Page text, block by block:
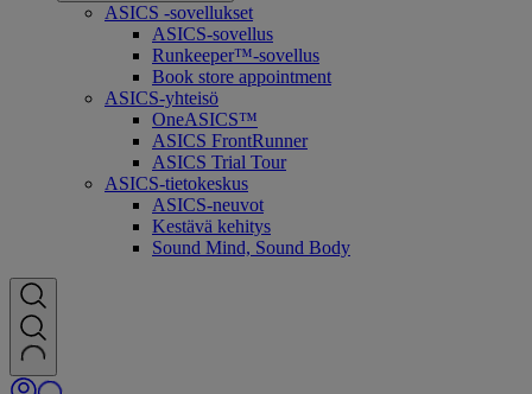
ASICS -sovellukset
ASICS-sovellus
Runkeeper™-sovellus
Book store appointment
ASICS-yhteisö
OneASICS™
ASICS FrontRunner
ASICS Trial Tour
ASICS-tietokeskus
ASICS-neuvot
Kestävä kehitys
Sound Mind, Sound Body